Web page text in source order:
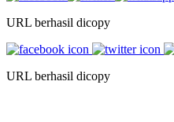
URL berhasil dicopy
URL berhasil dicopy